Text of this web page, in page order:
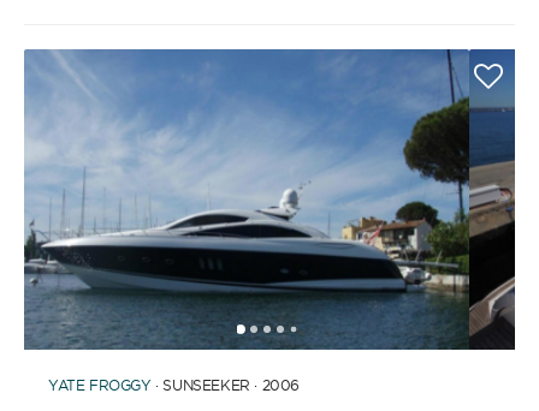
12345 7 8 9 12 13141516 1718
YATE FROGGY · SUNSEEKER · 2006